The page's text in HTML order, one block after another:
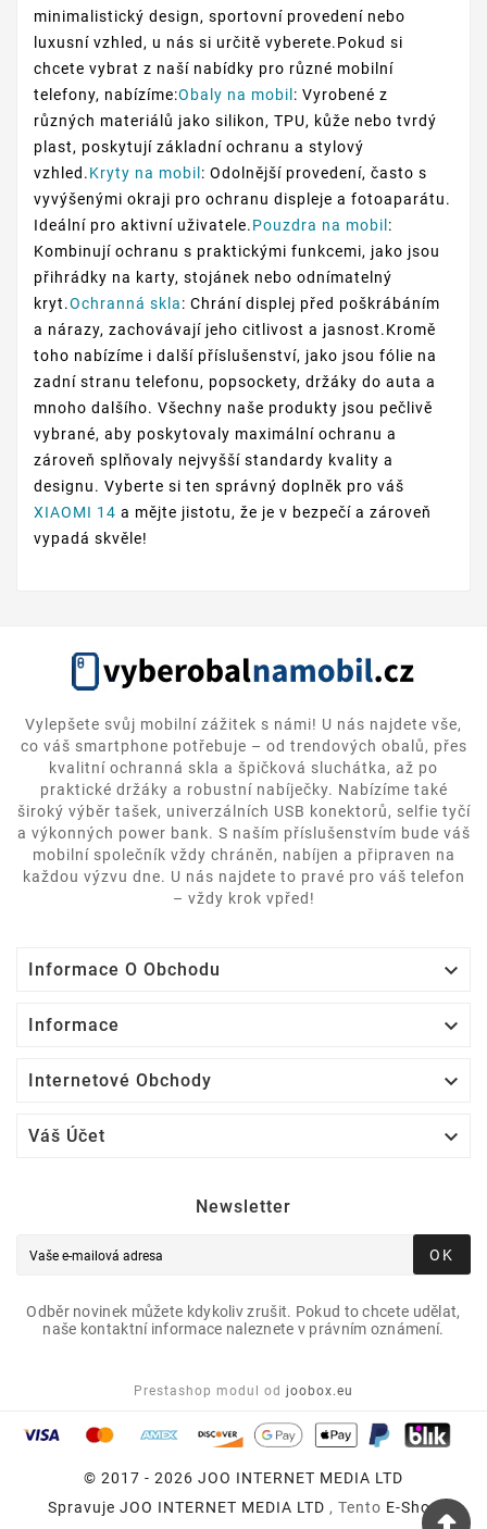
minimalistický design, sportovní provedení nebo
luxusní vzhled, u nás si určitě vyberete.Pokud si
chcete vybrat z naší nabídky pro různé mobilní
telefony, nabízíme:Obaly na mobil : Vyrobené z
různých materiálů jako silikon, TPU, kůže nebo tvrdý
plast, poskytují základní ochranu a stylový
vzhled.Kryty na mobil : Odolnější provedení, často s
vyvýšenými okraji pro ochranu displeje a fotoaparátu.
Ideální pro aktivní uživatele.Pouzdra na mobil :
Kombinují ochranu s praktickými funkcemi, jako jsou
přihrádky na karty, stojánek nebo odnímatelný
kryt.Ochranná skla: Chrání displej před poškrábáním
a nárazy, zachovávají jeho citlivost a jasnost.Kromě
toho nabízíme i další příslušenství, jako jsou fólie na
zadní stranu telefonu, popsockety, držáky do auta a
mnoho dalšího. Všechny naše produkty jsou pečlivě
vybrané, aby poskytovaly maximální ochranu a
zároveň splňovaly nejvyšší standardy kvality a
designu. Vyberte si ten správný doplněk pro váš
XIAOMI 14 a mějte jistotu, že je v bezpečí a zároveň
vypadá skvěle!
Vylepšete svůj mobilní zážitek s námi! U nás najdete vše,
co váš smartphone potřebuje – od trendových obalů, přes
kvalitní ochranná skla a špičková sluchátka, až po
praktické držáky a robustní nabíječky. Nabízíme také
široký výběr tašek, univerzálních USB konektorů, selfie tyčí
a výkonných power bank. S naším příslušenstvím bude váš
mobilní společník vždy chráněn, nabíjen a připraven na
každou výzvu dne. U nás najdete to pravé pro váš telefon
– vždy krok vpřed!
Informace O Obchodu 
Informace 
Internetové Obchody 
Váš Účet 
Newsletter
OK
Odběr novinek můžete kdykoliv zrušit. Pokud to chcete udělat,
naše kontaktní informace naleznete v právním oznámení.
Prestashop modul od joobox.eu
© 2017 - 2026 JOO INTERNET MEDIA LTD
Spravuje JOO INTERNET MEDIA LTD , Tento E-Shop